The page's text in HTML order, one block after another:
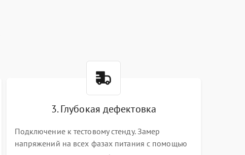
3. Глубокая дефектовка
Подключение к тестовому стенду. Замер
напряжений на всех фазах питания с помощью